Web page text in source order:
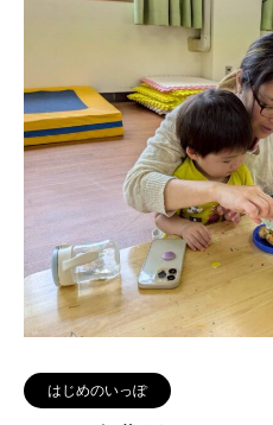
はじめのいっぽ